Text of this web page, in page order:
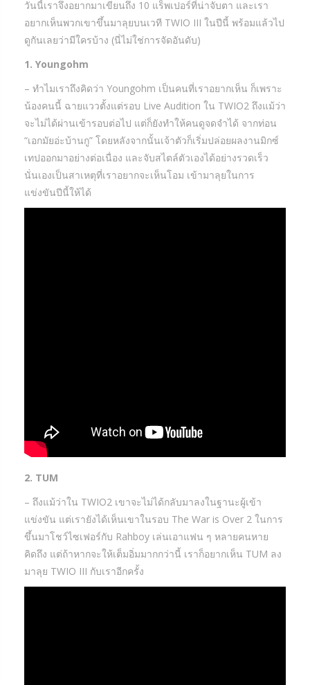
วันนี้เราจึงอยากมาเขียนถึง 10 แร็พเปอร์ที่น่าจับตา และเรา
อยากเห็นพวกเขาขึ้นมาลุยบนเวที TWIO III ในปีนี้ พร้อมแล้วไป
ดูกันเลยว่ามีใครบ้าง (นี่ไม่ใช่การจัดอันดับ)
1. Youngohm
– ทำไมเราถึงคิดว่า Youngohm เป็นคนที่เราอยากเห็น ก็เพราะ
น้องคนนี้ ฉายแววตั้งแต่รอบ Live Audition ใน TWIO2 ถึงแม้ว่า
จะไม่ได้ผ่านเข้ารอบต่อไป แต่ก็ยังทำให้คนดูจดจำได้ จากท่อน
“เอกมัยอ่ะบ้านกู” โดยหลังจากนั้นเจ้าตัวก็เริ่มปล่อยผลงานมิกซ์
เทปออกมาอย่างต่อเนื่อง และจับสไตล์ตัวเองได้อย่างรวดเร็ว
นั่นเองเป็นสาเหตุที่เราอยากจะเห็นโอม เข้ามาลุยในการ
แข่งขันปีนี้ให้ได้
2. TUM
– ถึงแม้ว่าใน TWIO2 เขาจะไม่ได้กลับมาลงในฐานะผู้เข้า
แข่งขัน แต่เรายังได้เห็นเขาในรอบ The War is Over 2 ในการ
ขึ้นมาโชว์ไซเฟอร์กับ Rahboy เล่นเอาแฟน ๆ หลายคนหาย
คิดถึง แต่ถ้าหากจะให้เต็มอิ่มมากกว่านี้ เราก็อยากเห็น TUM ลง
มาลุย TWIO III กับเราอีกครั้ง